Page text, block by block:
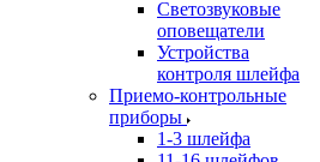
Светозвуковые
оповещатели
Устройства
контроля шлейфа
Приемо-контрольные
приборы
1-3 шлейфа